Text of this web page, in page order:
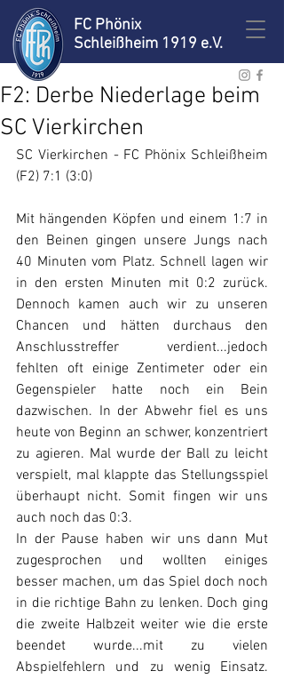
FC Phönix
Schleißheim 1919 e.V.
F2: Derbe Niederlage beim
SC Vierkirchen
SC Vierkirchen - FC Phönix Schleißheim
(F2) 7:1 (3:0)
Mit hängenden Köpfen und einem 1:7 in
den Beinen gingen unsere Jungs nach
40 Minuten vom Platz. Schnell lagen wir
in den ersten Minuten mit 0:2 zurück.
Dennoch kamen auch wir zu unseren
Chancen und hätten durchaus den
Anschlusstreffer verdient...jedoch
fehlten oft einige Zentimeter oder ein
Gegenspieler hatte noch ein Bein
dazwischen. In der Abwehr fiel es uns
heute von Beginn an schwer, konzentriert
zu agieren. Mal wurde der Ball zu leicht
verspielt, mal klappte das Stellungsspiel
überhaupt nicht. Somit fingen wir uns
auch noch das 0:3.
In der Pause haben wir uns dann Mut
zugesprochen und wollten einiges
besser machen, um das Spiel doch noch
in die richtige Bahn zu lenken. Doch ging
die zweite Halbzeit weiter wie die erste
beendet wurde...mit zu vielen
Abspielfehlern und zu wenig Einsatz.